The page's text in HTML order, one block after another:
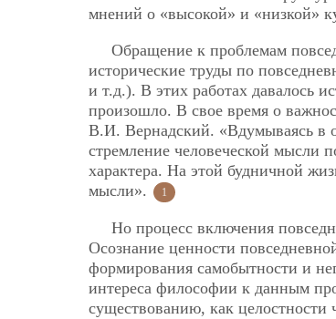
мнений о «высокой» и «низкой»
Обращение к проблемам
исторические труды по
и т.д.). В этих работах давалось
произошло. В свое время о
В.И. Вернадский. «Вдумываясь
стремление человеческой мысли
характера. На этой будничной
мысли».
1
Но процесс включения
Осознание ценности
формирования самобытности и
интереса философии к данным
существованию, как целостности